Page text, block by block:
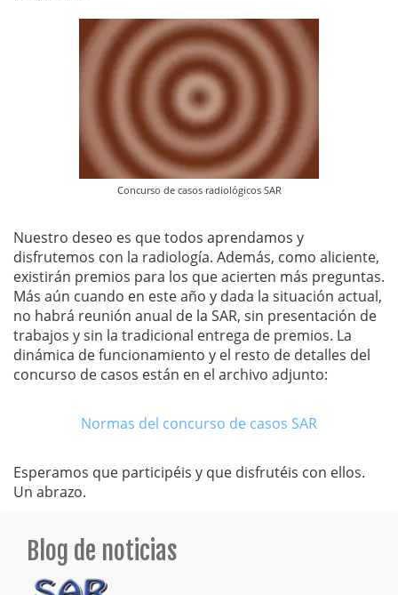
Concurso de casos radiológicos SAR
Nuestro deseo es que todos aprendamos y
disfrutemos con la radiología. Además, como aliciente,
existirán premios para los que acierten más preguntas.
Más aún cuando en este año y dada la situación actual,
no habrá reunión anual de la SAR, sin presentación de
trabajos y sin la tradicional entrega de premios. La
dinámica de funcionamiento y el resto de detalles del
concurso de casos están en el archivo adjunto:
Normas del concurso de casos SAR
Esperamos que participéis y que disfrutéis con ellos.
Un abrazo.
Blog de noticias